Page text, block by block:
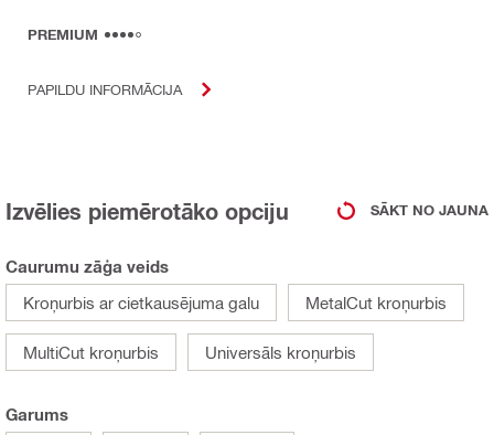
PREMIUM
PAPILDU INFORMĀCIJA
Izvēlies piemērotāko opciju SĀKT NO JAUNA
Caurumu zāģa veids
Kroņurbis ar cietkausējuma galu
MetalCut kroņurbis
MultiCut kroņurbis Universāls kroņurbis
Garums